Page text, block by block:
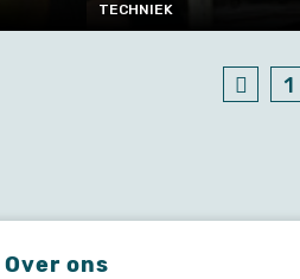
TECHNIEK
1
Over ons